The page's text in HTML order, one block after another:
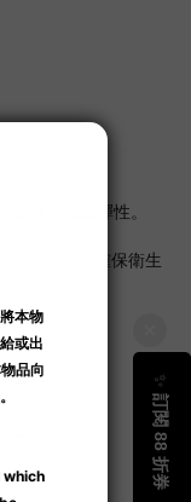
溫且高回彈性。
接駁口，確保衛生
用。
角度。